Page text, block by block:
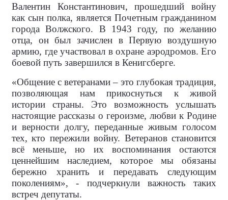
Валентин Константинович, прошедший войну
как сын полка, является Почетным гражданином
города Волжского. В 1943 году, по желанию
отца, он был зачислен в Первую воздушную
армию, где участвовал в охране аэродромов. Его
боевой путь завершился в Кенигсберге.
«Общение с ветеранами – это глубокая традиция,
позволяющая нам прикоснуться к живой
истории страны. Это возможность услышать
настоящие рассказы о героизме, любви к Родине
и верности долгу, переданные живым голосом
тех, кто пережили войну. Ветеранов становится
всё меньше, но их воспоминания остаются
ценнейшим наследием, которое мы обязаны
бережно хранить и передавать следующим
поколениям», - подчеркнули важность таких
встреч депутаты.